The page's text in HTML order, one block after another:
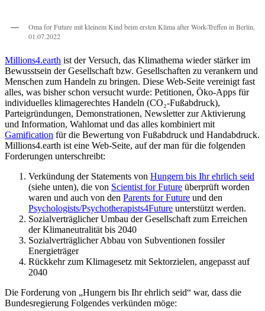
Oma for Future mit kleinem Kind beim ersten Klima after Work-Treffen in Berlin,
01.07.2022
Millions4.earth ist der Versuch, das Klimathema wieder stärker im
Bewusstsein der Gesellschaft bzw. Gesellschaften zu verankern und
Menschen zum Handeln zu bringen. Diese Web-Seite vereinigt fast
alles, was bisher schon versucht wurde: Petitionen, Öko-Apps für
individuelles klimagerechtes Handeln (CO₂-Fußabdruck),
Parteigründungen, Demonstrationen, Newsletter zur Aktivierung
und Information, Wahlomat und das alles kombiniert mit
Gamification für die Bewertung von Fußabdruck und Handabdruck.
Millions4.earth ist eine Web-Seite, auf der man für die folgenden
Forderungen unterschreibt:
Verkündung der Statements von Hungern bis Ihr ehrlich seid
(siehe unten), die von Scientist for Future überprüft worden
waren und auch von den Parents for Future und den
Psychologists/Psychotherapists4Future unterstützt werden.
Sozialverträglicher Umbau der Gesellschaft zum Erreichen
der Klimaneutralität bis 2040
Sozialverträglicher Abbau von Subventionen fossiler
Energieträger
Rückkehr zum Klimagesetz mit Sektorzielen, angepasst auf
2040
Die Forderung von „Hungern bis Ihr ehrlich seid“ war, dass die
Bundesregierung Folgendes verkünden möge: